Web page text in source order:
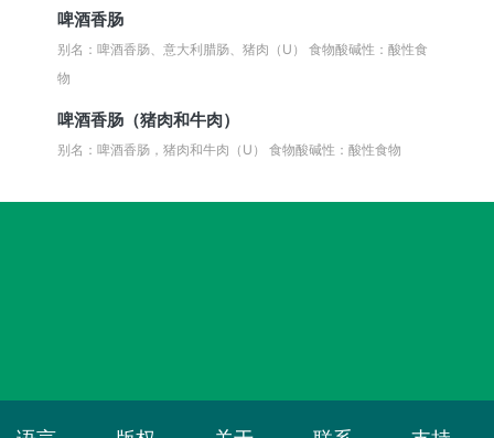
啤酒香肠
别名：啤酒香肠、意大利腊肠、猪肉（U）食物酸碱性：酸性食
物
啤酒香肠（猪肉和牛肉）
别名：啤酒香肠，猪肉和牛肉（U）食物酸碱性：酸性食物